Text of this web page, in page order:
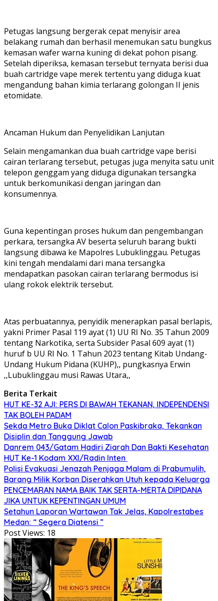
Petugas langsung bergerak cepat menyisir area
belakang rumah dan berhasil menemukan satu bungkus
kemasan wafer warna kuning di dekat pohon pisang.
Setelah diperiksa, kemasan tersebut ternyata berisi dua
buah cartridge vape merek tertentu yang diduga kuat
mengandung bahan kimia terlarang golongan II jenis
etomidate.
Ancaman Hukum dan Penyelidikan Lanjutan
Selain mengamankan dua buah cartridge vape berisi
cairan terlarang tersebut, petugas juga menyita satu unit
telepon genggam yang diduga digunakan tersangka
untuk berkomunikasi dengan jaringan dan
konsumennya.
Guna kepentingan proses hukum dan pengembangan
perkara, tersangka AV beserta seluruh barang bukti
langsung dibawa ke Mapolres Lubuklinggau. Petugas
kini tengah mendalami dari mana tersangka
mendapatkan pasokan cairan terlarang bermodus isi
ulang rokok elektrik tersebut.
Atas perbuatannya, penyidik menerapkan pasal berlapis,
yakni Primer Pasal 119 ayat (1) UU RI No. 35 Tahun 2009
tentang Narkotika, serta Subsider Pasal 609 ayat (1)
huruf b UU RI No. 1 Tahun 2023 tentang Kitab Undang-
Undang Hukum Pidana (KUHP),, pungkasnya Erwin
,,Lubuklinggau musi Rawas Utara,,
Berita Terkait
HUT KE-32 AJI: PERS DI BAWAH TEKANAN, INDEPENDENSI
TAK BOLEH PADAM
Sekda Metro Buka Diklat Calon Paskibraka, Tekankan
Disiplin dan Tanggung Jawab
Danrem 043/Gatam Hadiri Ziarah Dan Bakti Kesehatan
HUT Ke-1 Kodam XXI/Radin Inten
Polisi Evakuasi Jenazah Penjaga Malam di Prabumulih,
Barang Milik Korban Diserahkan Utuh kepada Keluarga
PENCEMARAN NAMA BAIK TAK SERTA-MERTA DIPIDANA
JIKA UNTUK KEPENTINGAN UMUM
Setahun Laporan Wartawan Tak Jelas, Kapolrestabes
Medan: “ Segera Diatensi ”
Post Views: 18